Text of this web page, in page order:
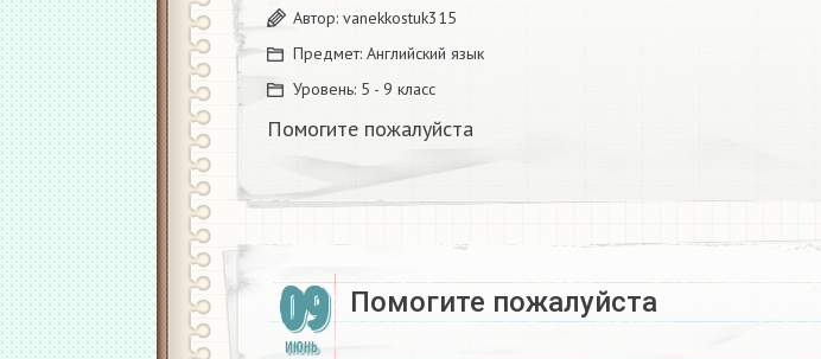
Автор: vanekkostuk315
Предмет: Английский язык
Уровень: 5 - 9 класс
Помогите пожалуйста ​
09
ИЮНЬ
Помогите пожалуйста ​